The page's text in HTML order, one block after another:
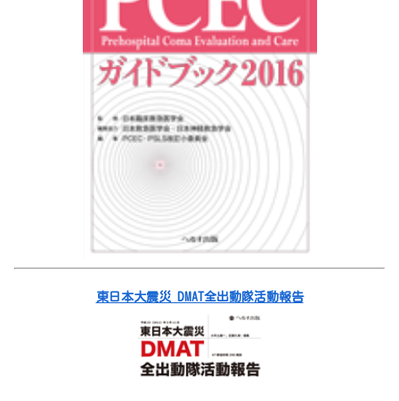
東日本大震災 DMAT全出動隊活動報告